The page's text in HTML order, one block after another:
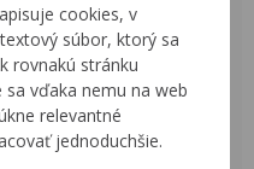
cookies, v
súbor, ktorý sa
rovnakú stránku
vďaka nemu na web
relevantné
jednoduchšie.
7 8
14 15
21
28 29